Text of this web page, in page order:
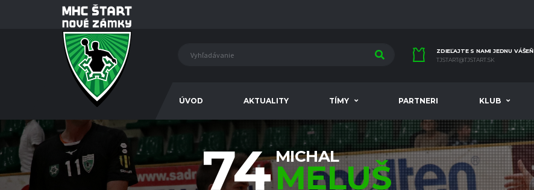
ZDIEĽAJTE S NAMI JEDNU VÁŠEŇ
TJSTART@TJSTART.SK
ÚVOD AKTUALITY TÍMY PARTNERI KLUB
74 MICHAL
MELUŠ